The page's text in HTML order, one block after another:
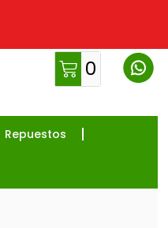
0
Repuestos